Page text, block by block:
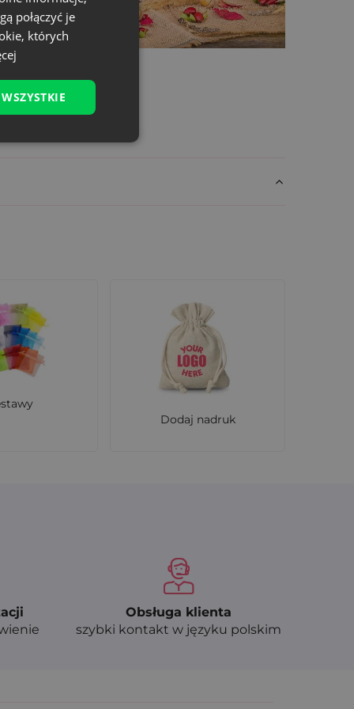
promocyjne
detale. Ale równie dobrze odnajdzie się
i urok sprawiają, że aż chce się go
kosmetyków. To idealny format na
firm i osób, które chcą podkreślić swój
Dodaj nadruk
Obsługa klienta
szybki kontakt w języku polskim
połączyć je
których